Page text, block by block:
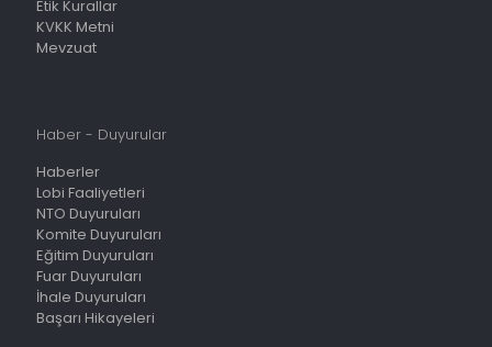
Etik Kurallar
KVKK Metni
Mevzuat
Haber - Duyurular
Haberler
Lobi Faaliyetleri
NTO Duyuruları
Komite Duyuruları
Eğitim Duyuruları
Fuar Duyuruları
İhale Duyuruları
Başarı Hikayeleri